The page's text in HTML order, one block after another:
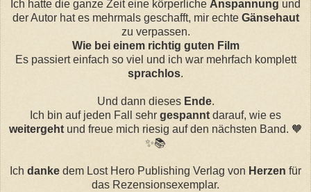
Ich hatte die ganze Zeit eine körperliche Anspannung und
der Autor hat es mehrmals geschafft, mir echte Gänsehaut
zu verpassen.
Wie bei einem richtig guten Film
Es passiert einfach so viel und ich war mehrfach komplett
sprachlos.
Und dann dieses Ende.
Ich bin auf jeden Fall sehr gespannt darauf, wie es
weitergeht und freue mich riesig auf den nächsten Band. 🧡
✨📚
Ich danke dem Lost Hero Publishing Verlag von Herzen für
das Rezensionsexemplar.